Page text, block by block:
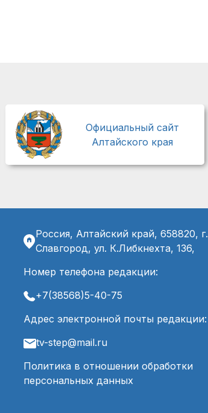
Официальный сайт
Алтайского края
Россия, Алтайский край, 658820, г.
Славгород, ул. К.Либкнехта, 136,
Номер телефона редакции:
+7(38568)5-40-75
Адрес электронной почты редакции:
tv-step@mail.ru
Политика в отношении обработки
персональных данных